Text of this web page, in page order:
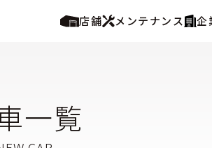
店舗 メンテナンス 企
一覧